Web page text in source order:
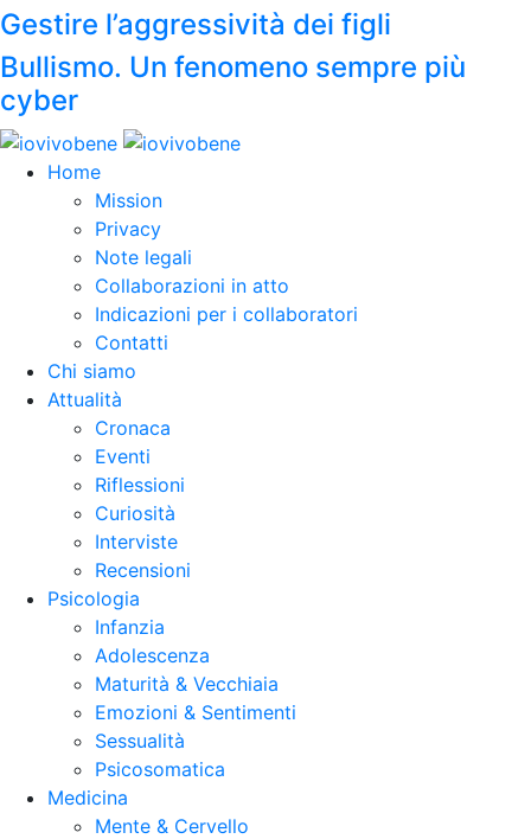
Gestire l’aggressività dei figli
Bullismo. Un fenomeno sempre più
cyber
Home
Mission
Privacy
Note legali
Collaborazioni in atto
Indicazioni per i collaboratori
Contatti
Chi siamo
Attualità
Cronaca
Eventi
Riflessioni
Curiosità
Interviste
Recensioni
Psicologia
Infanzia
Adolescenza
Maturità & Vecchiaia
Emozioni & Sentimenti
Sessualità
Psicosomatica
Medicina
Mente & Cervello